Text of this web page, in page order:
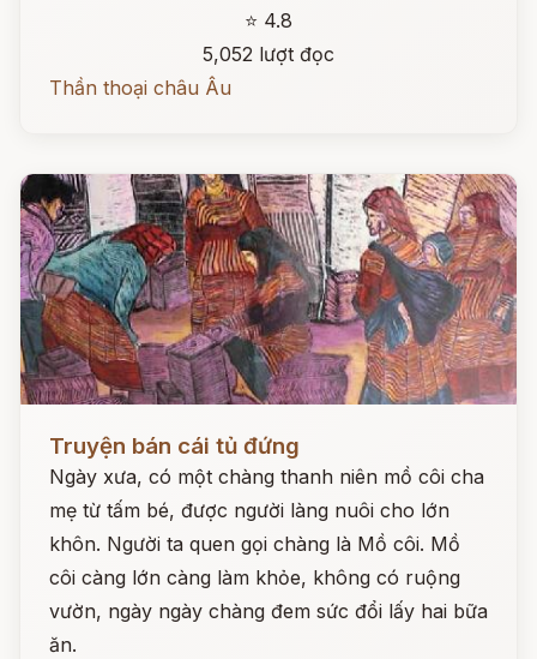
⭐ 4.8
5,052 lượt đọc
Thần thoại châu Âu
Truyện bán cái tủ đứng
Ngày xưa, có một chàng thanh niên mồ côi cha
mẹ từ tấm bé, được người làng nuôi cho lớn
khôn. Người ta quen gọi chàng là Mồ côi. Mồ
côi càng lớn càng làm khỏe, không có ruộng
vườn, ngày ngày chàng đem sức đổi lấy hai bữa
ăn.